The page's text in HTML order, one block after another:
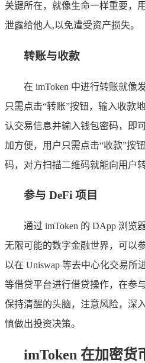
关键所在，就像生命一样重要，
泄露给他人,以免遭受资产损失。
转账与收款
在 imToken 中进行转账就像
只需点击“转账”按钮，输入收款
认交易信息并输入钱包密码，即
加方便，用户只需点击“收款”按
码，对方扫描二维码就能向用户
参与 DeFi 项目
通过 imToken 的 DApp 浏览
无限可能的数字金融世界，可以
以在 Uniswap 等去中心化交易所
等借贷平台进行借贷操作，在参
保持清醒的头脑，注意风险，深
慎做出投资决策。
imToken 在加密货